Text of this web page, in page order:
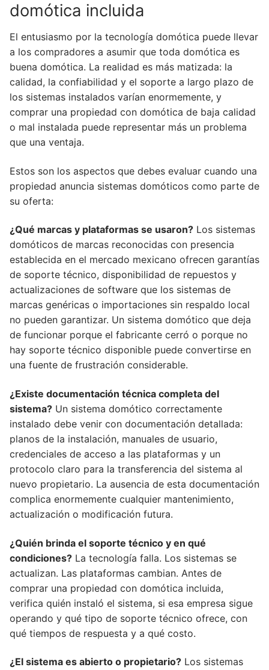
domótica incluida
El entusiasmo por la tecnología domótica puede llevar
a los compradores a asumir que toda domótica es
buena domótica. La realidad es más matizada: la
calidad, la confiabilidad y el soporte a largo plazo de
los sistemas instalados varían enormemente, y
comprar una propiedad con domótica de baja calidad
o mal instalada puede representar más un problema
que una ventaja.
Estos son los aspectos que debes evaluar cuando una
propiedad anuncia sistemas domóticos como parte de
su oferta:
¿Qué marcas y plataformas se usaron? Los sistemas
domóticos de marcas reconocidas con presencia
establecida en el mercado mexicano ofrecen garantías
de soporte técnico, disponibilidad de repuestos y
actualizaciones de software que los sistemas de
marcas genéricas o importaciones sin respaldo local
no pueden garantizar. Un sistema domótico que deja
de funcionar porque el fabricante cerró o porque no
hay soporte técnico disponible puede convertirse en
una fuente de frustración considerable.
¿Existe documentación técnica completa del
sistema? Un sistema domótico correctamente
instalado debe venir con documentación detallada:
planos de la instalación, manuales de usuario,
credenciales de acceso a las plataformas y un
protocolo claro para la transferencia del sistema al
nuevo propietario. La ausencia de esta documentación
complica enormemente cualquier mantenimiento,
actualización o modificación futura.
¿Quién brinda el soporte técnico y en qué
condiciones? La tecnología falla. Los sistemas se
actualizan. Las plataformas cambian. Antes de
comprar una propiedad con domótica incluida,
verifica quién instaló el sistema, si esa empresa sigue
operando y qué tipo de soporte técnico ofrece, con
qué tiempos de respuesta y a qué costo.
¿El sistema es abierto o propietario? Los sistemas